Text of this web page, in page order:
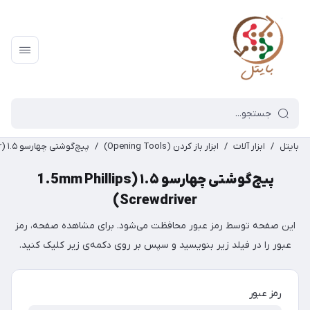
بایتل / ابزار آلات / ابزار باز کردن (Opening Tools) / پیچ‌گوشتی چهارسو ۱.۵ (1.5mm Phillips Screwdriver)
پیچ‌گوشتی چهارسو ۱.۵ (1.5mm Phillips
Screwdriver)
این صفحه توسط رمز عبور محافظت می‌شود. برای مشاهده صفحه، رمز
عبور را در فیلد زیر بنویسید و سپس بر روی دکمه‌ی زیر کلیک کنید.
رمز عبور